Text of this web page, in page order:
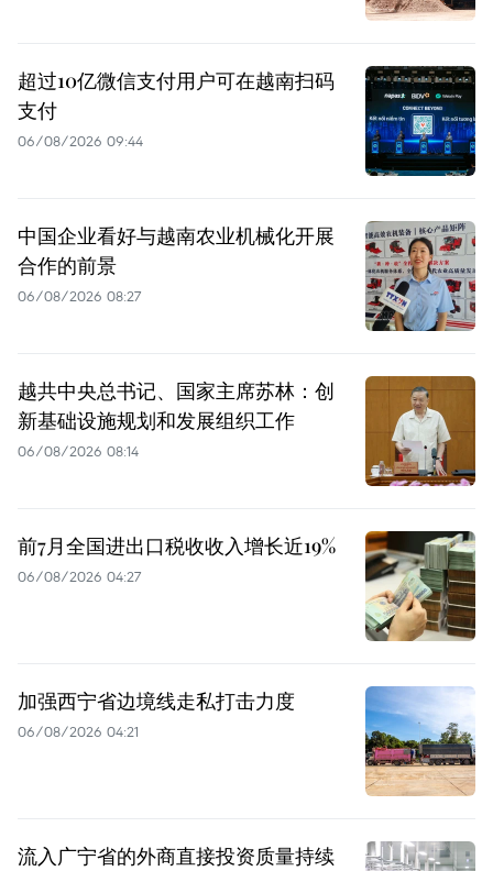
超过10亿微信支付用户可在越南扫码
支付
06/08/2026 09:44
中国企业看好与越南农业机械化开展
合作的前景
06/08/2026 08:27
越共中央总书记、国家主席苏林：创
新基础设施规划和发展组织工作
06/08/2026 08:14
前7月全国进出口税收收入增长近19%
06/08/2026 04:27
加强西宁省边境线走私打击力度
06/08/2026 04:21
流入广宁省的外商直接投资质量持续